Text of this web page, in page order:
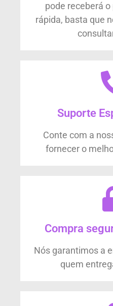
pode receberá
rápida, basta que
Suporte
Conte com a
fornecer o
Compra
Nós garantimos a
quem